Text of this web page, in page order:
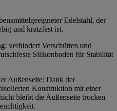
Edelstahl, der
und kratzfest ist.
verhindert Verschütten und
Silikonboden für Stabilität
Außenseite: Dank der
Konstruktion mit einer
bleibt die Außenseite trocken